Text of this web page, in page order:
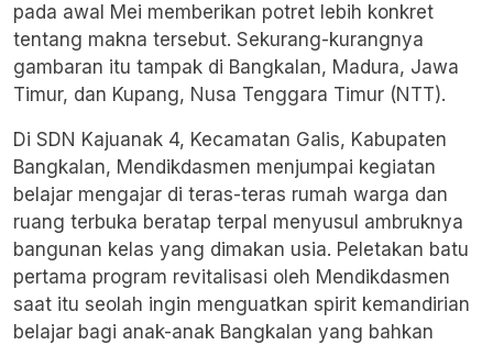
pada awal Mei memberikan potret lebih konkret
tentang makna tersebut. Sekurang-kurangnya
gambaran itu tampak di Bangkalan, Madura, Jawa
Timur, dan Kupang, Nusa Tenggara Timur (NTT).
Di SDN Kajuanak 4, Kecamatan Galis, Kabupaten
Bangkalan, Mendikdasmen menjumpai kegiatan
belajar mengajar di teras-teras rumah warga dan
ruang terbuka beratap terpal menyusul ambruknya
bangunan kelas yang dimakan usia. Peletakan batu
pertama program revitalisasi oleh Mendikdasmen
saat itu seolah ingin menguatkan spirit kemandirian
belajar bagi anak-anak Bangkalan yang bahkan